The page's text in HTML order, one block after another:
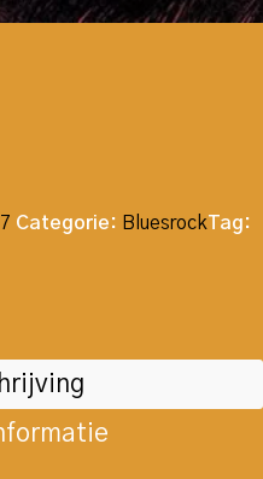
Categorie: BluesrockTag: